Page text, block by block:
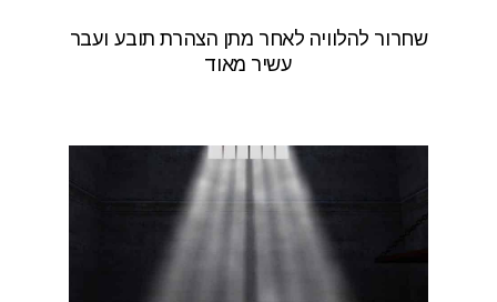
שחרור להלוויה לאחר מתן הצהרת תובע ועבר
עשיר מאוד